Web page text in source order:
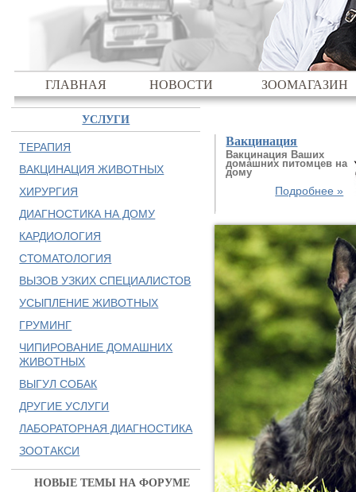
ГЛАВНАЯ НОВОСТИ ЗООМАГАЗИН
Вакцинация
Вакцинация Ваших
домашних питомцев на
дому
Подробнее »
УСЛУГИ
ТЕРАПИЯ
ВАКЦИНАЦИЯ ЖИВОТНЫХ
ХИРУРГИЯ
ДИАГНОСТИКА НА ДОМУ
КАРДИОЛОГИЯ
СТОМАТОЛОГИЯ
ВЫЗОВ УЗКИХ СПЕЦИАЛИСТОВ
УСЫПЛЕНИЕ ЖИВОТНЫХ
ГРУМИНГ
ЧИПИРОВАНИЕ ДОМАШНИХ
ЖИВОТНЫХ
ВЫГУЛ СОБАК
ДРУГИЕ УСЛУГИ
ЛАБОРАТОРНАЯ ДИАГНОСТИКА
ЗООТАКСИ
НОВЫЕ ТЕМЫ НА ФОРУМЕ